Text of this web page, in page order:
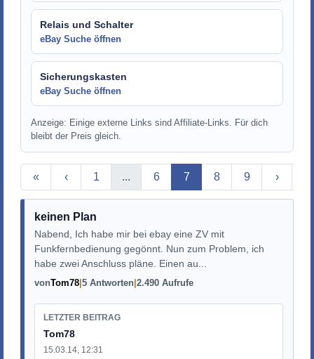
Relais und Schalter
eBay Suche öffnen
Sicherungskasten
eBay Suche öffnen
Anzeige: Einige externe Links sind Affiliate-Links. Für dich
bleibt der Preis gleich.
« ‹ 1 ... 6 Aktuelle Seite
7 8 9 ›
keinen Plan
Nabend, Ich habe mir bei ebay eine ZV mit
Funkfernbedienung gegönnt. Nun zum Problem, ich
habe zwei Anschluss pläne. Einen au...
vonTom78 5 Antworten 2.490 Aufrufe
LETZTER BEITRAG
Tom78
15.03.14, 12:31